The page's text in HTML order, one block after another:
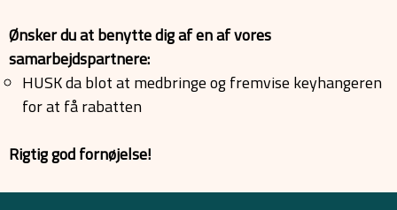
Ønsker du at benytte dig af en af vores
samarbejdspartnere:
HUSK da blot at medbringe og fremvise keyhangeren
for at få rabatten
Rigtig god fornøjelse!